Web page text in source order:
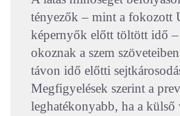
tényezők – mint a fokozott
képernyők előtt töltött idő –
okoznak a szem
távon idő előtti
Megfigyelések szerint a
leghatékonyabb, ha a külső